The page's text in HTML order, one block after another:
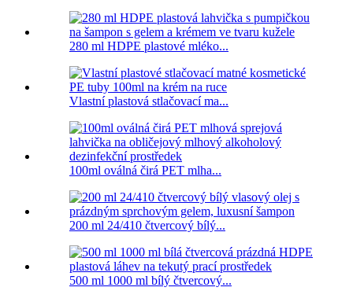
280 ml HDPE plastové mléko...
Vlastní plastová stlačovací ma...
100ml oválná čirá PET mlha...
200 ml 24/410 čtvercový bílý...
500 ml 1000 ml bílý čtvercový...